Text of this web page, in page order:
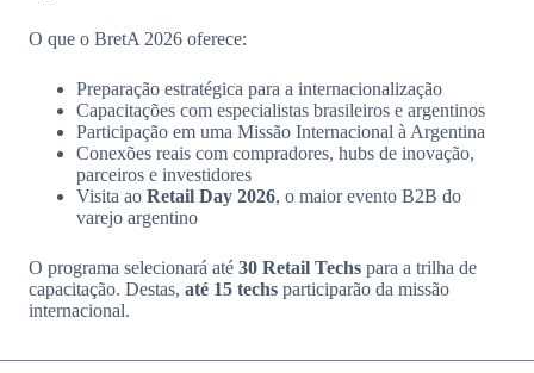
O que o BretA 2026 oferece:
Preparação estratégica para a internacionalização
Capacitações com especialistas brasileiros e argentinos
Participação em uma Missão Internacional à Argentina
Conexões reais com compradores, hubs de inovação,
parceiros e investidores
Visita ao Retail Day 2026, o maior evento B2B do
varejo argentino
O programa selecionará até 30 Retail Techs para a trilha de
capacitação. Destas, até 15 techs participarão da missão
internacional.